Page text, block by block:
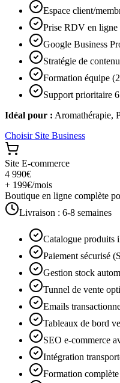
Espace client/
Prise RDV en ligne
Google Business
Stratégie de contenu
Formation équipe
Support prioritaire
Idéal pour : Aromathérapie,
Choisir Site Business
Site E-commerce
4 990€
+ 199€/mois
Boutique en ligne complète
Livraison : 6-8 semaines
Catalogue produits
Paiement sécurisé
Gestion stock
Tunnel de vente
Emails
Tableaux de bord
SEO e-commerce
Intégration
Formation